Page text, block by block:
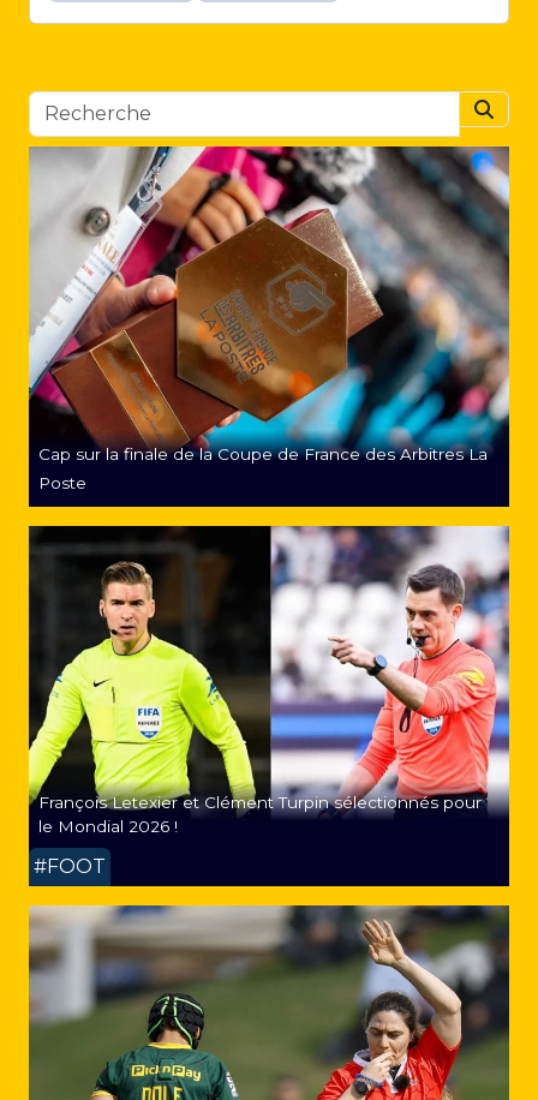
Cap sur la finale de la Coupe de France des Arbitres La
Poste
François Letexier et Clément Turpin sélectionnés pour
le Mondial 2026 !
#FOOT